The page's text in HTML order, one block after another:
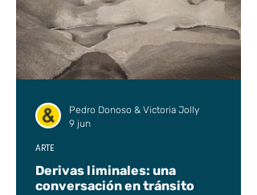
Derivas liminales: una
conversación en tránsito
ARTE
Pedro Donoso & Victoria Jolly
9 jun